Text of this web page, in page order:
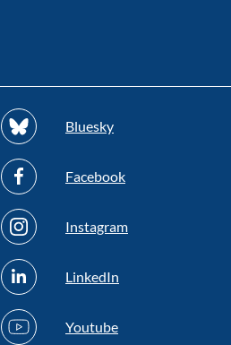
Bluesky
Facebook
Instagram
LinkedIn
Youtube